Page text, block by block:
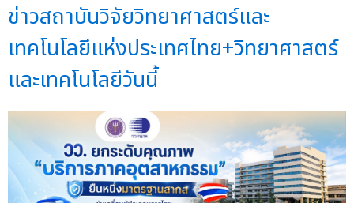
ข่าวสถาบันวิจัยวิทยาศาสตร์และ
เทคโนโลยีแห่งประเทศไทย+วิทยาศาสตร์
และเทคโนโลยีวันนี้